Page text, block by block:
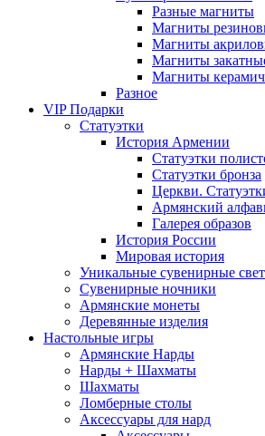
Разные магниты
Магниты
Магниты
Магниты
Магниты
Разное
VIP Подарки
Статуэтки
История Армении
Статуэтки
Статуэтки бронза
Церкви.
Армянский
Галерея образов
История России
Мировая история
Уникальные сувенирные
Сувенирные ночники
Армянские монеты
Деревянные изделия
Настольные игры
Армянские Нарды
Нарды + Шахматы
Шахматы
Ломберные столы
Аксессуары для нард